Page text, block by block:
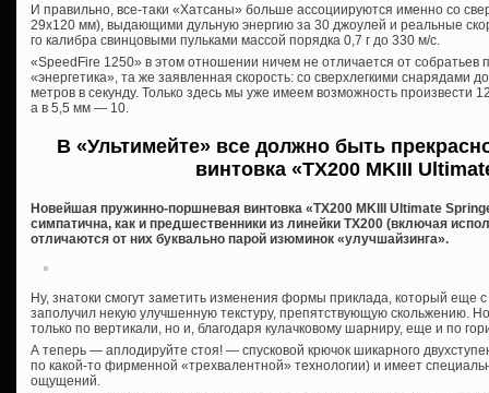
И правильно, все-таки «Хатсаны» больше ассоциируются именно со
29х120 мм), выдающими дульную энергию за 30 джоулей и реальные
го калибра свинцовыми пульками массой порядка 0,7 г до 330 м/с.
«SpeedFire 1250» в этом отношении ничем не отличается от собратьев
«энергетика», та же заявленная скорость: со сверхлегкими снарядами
метров в секунду. Только здесь мы уже имеем возможность произвести
а в 5,5 мм — 10.
В «Ультимейте» все должно быть
винтовка «TX200 MKIII
Новейшая пружинно-поршневая винтовка «TX200 MKIII Ultimate
симпатична, как и предшественники из линейки ТХ200 (включая
отличаются от них буквально парой изюминок «улучшайзинга».
Ну, знатоки смогут заметить изменения формы приклада, который еще
заполучил некую улучшенную текстуру, препятствующую скольжению.
только по вертикали, но и, благодаря кулачковому шарниру, еще и по
А теперь — аплодируйте стоя! — спусковой крючок шикарного
по какой-то фирменной «трехвалентной» технологии) и имеет
ощущений.